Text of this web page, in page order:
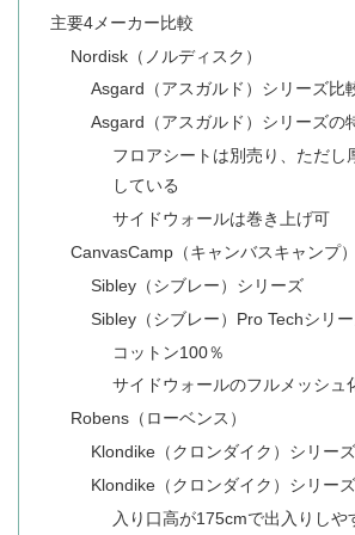
主要4メーカー比較
Nordisk（ノルディスク）
Asgard（アスガルド）シリーズ比
Asgard（アスガルド）シリーズの
フロアシートは別売り、ただし
している
サイドウォールは巻き上げ可
CanvasCamp（キャンバスキャンプ）
Sibley（シブレー）シリーズ
Sibley（シブレー）Pro Techシリ
コットン100％
サイドウォールのフルメッシュ
Robens（ローベンス）
Klondike（クロンダイク）シリー
Klondike（クロンダイク）シリー
入り口高が175cmで出入りしや